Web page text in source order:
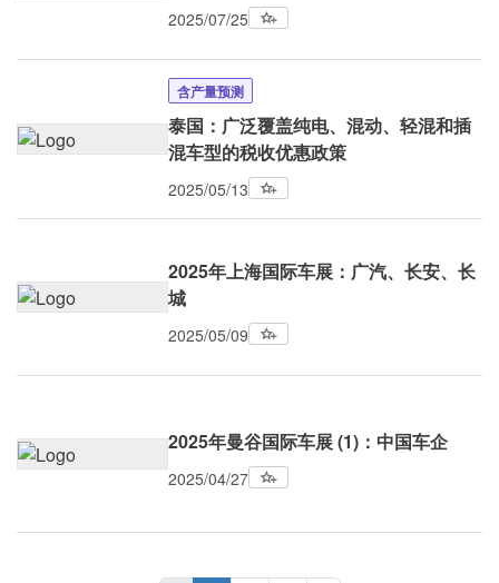
2025/07/25
含产量预测
泰国：广泛覆盖纯电、混动、轻混和插
混车型的税收优惠政策
2025/05/13
2025年上海国际车展：广汽、长安、长
城
2025/05/09
2025年曼谷国际车展 (1)：中国车企
2025/04/27